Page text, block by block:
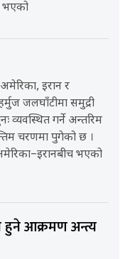
भएको
इरान र
जलघाँटीमा समुद्री
व्यवस्थित गर्ने अन्तरिम
चरणमा पुगेको छ ।
भएको
हुने आक्रमण अन्त्य